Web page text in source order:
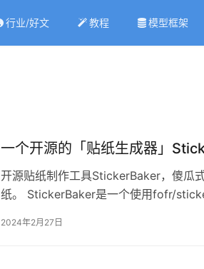
行业/好文 教程 模型框架
一个开源的「贴纸生成器」
开源贴纸制作工具StickerBaker，傻瓜
纸。 StickerBaker是一个使用fofr/
2024年2月27日